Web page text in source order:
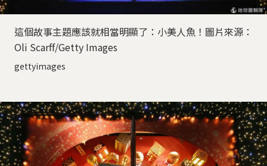
這個故事主題應該就相當明顯了：小美人魚！圖片來源：
Oli Scarff/Getty Images
gettyimages